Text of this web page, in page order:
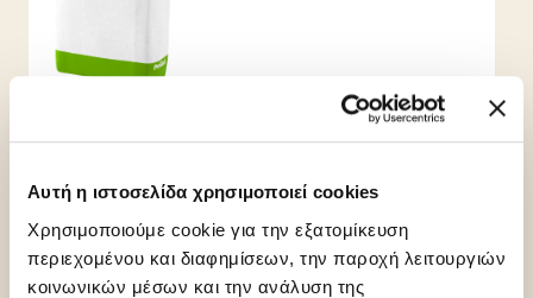
Αυτή η ιστοσελίδα χρησιμοποιεί cookies
Χρησιμοποιούμε cookie για την εξατομίκευση
περιεχομένου και διαφημίσεων, την παροχή λειτουργιών
κοινωνικών μέσων και την ανάλυση της
Kosher
HCS